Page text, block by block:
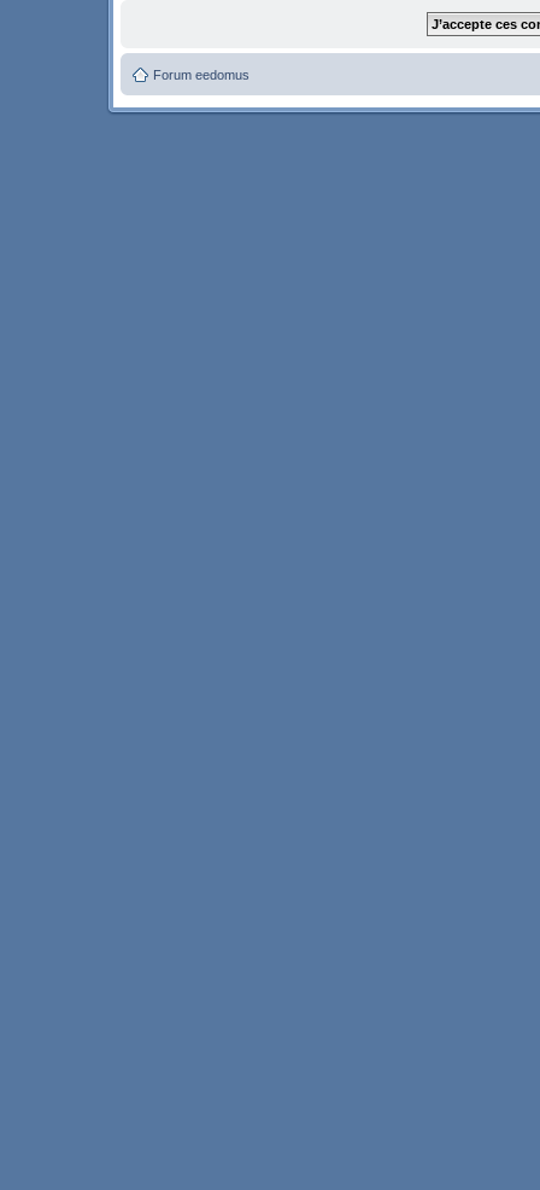
Forum eedomus